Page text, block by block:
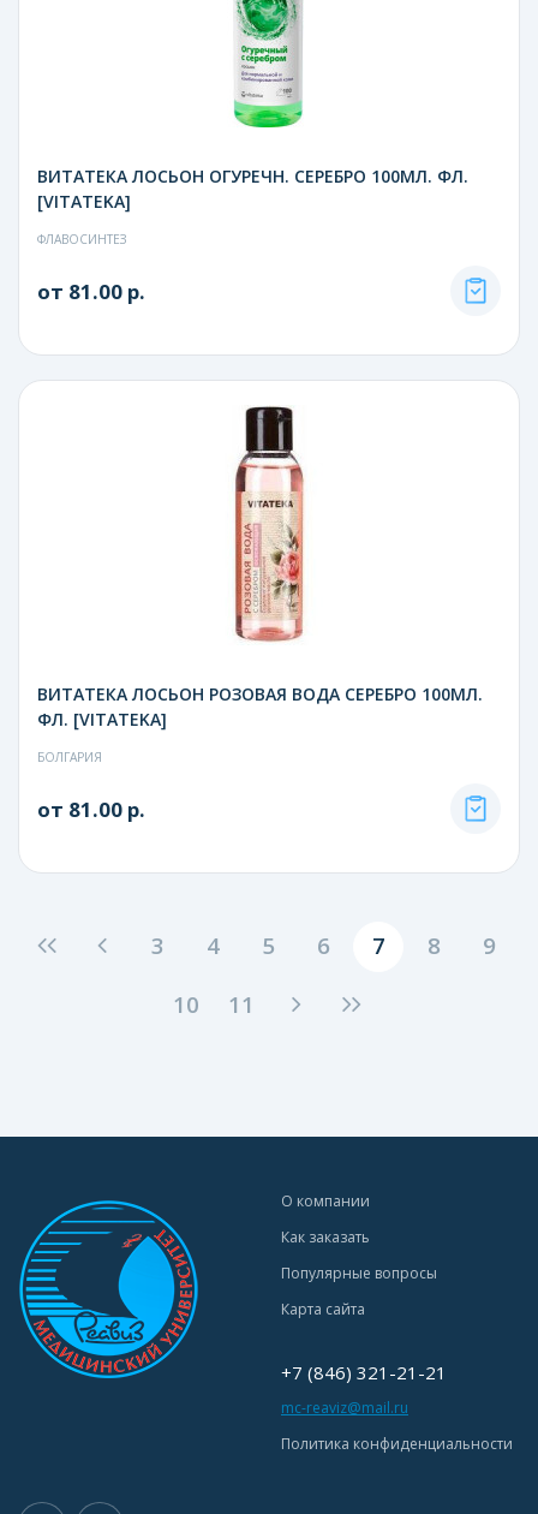
ВИТАТЕКА ЛОСЬОН ОГУРЕЧН. СЕРЕБРО 100МЛ. ФЛ.
[VITATEKA]
ФЛАВОСИНТЕЗ
от 81.00 р.
ВИТАТЕКА ЛОСЬОН РОЗОВАЯ ВОДА СЕРЕБРО 100МЛ.
ФЛ. [VITATEKA]
БОЛГАРИЯ
от 81.00 р.
3 4 5 6 7 8
9
10
11
О компании
Как заказать
Популярные вопросы
Карта сайта
+7 (846) 321-21-21
mc-reaviz@mail.ru
Политика конфиденциальности